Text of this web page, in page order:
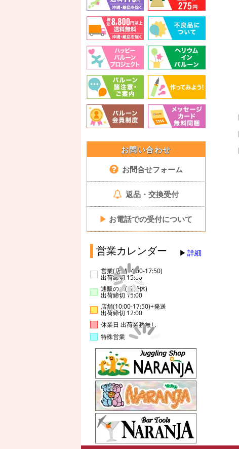
お問い合わせ
お問合せフォーム
返品・交換受付
▶ お電話での受付について
営業カレンダー 詳細
営業(店舗14:00-17:50)
出荷締切 15:00
通販のみ(店舗休)
出荷締切 15:00
店舗(10:00-17:50)+発送
出荷締切 12:00
休業日 出荷業務無し
特殊営業